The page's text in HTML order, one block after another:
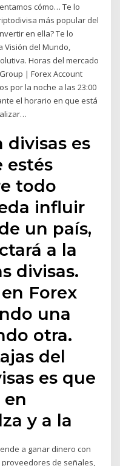
cómo… Te lo
más popular del
en ella? Te lo
Visión del Mundo,
Horas del mercado
| Forex Account
por la noche a las 23:00
el horario en que está
divisas es
estés
todo
influir
un país,
a la
divisas.
Forex
una
otra.
del
es que
en
y a la
a ganar dinero con
de señales,